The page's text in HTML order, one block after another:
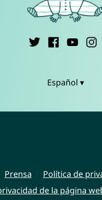
Español ▾
Prensa
Política de
de la página